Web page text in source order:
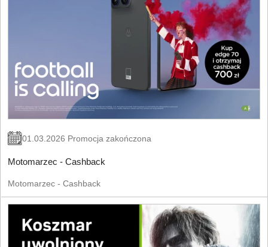
01.03.2026 Promocja zakończona
Motomarzec - Cashback
Motomarzec - Cashback